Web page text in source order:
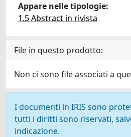
Appare nelle tipologie:
1.5 Abstract in rivista
File in questo prodotto:
Non ci sono file associati a
I documenti in IRIS sono
tutti i diritti sono riservati,
indicazione.